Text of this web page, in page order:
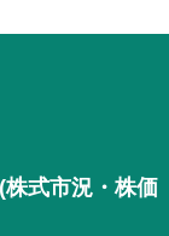
式市況・株価